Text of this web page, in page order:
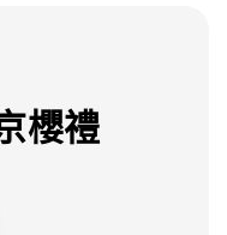
櫻禮